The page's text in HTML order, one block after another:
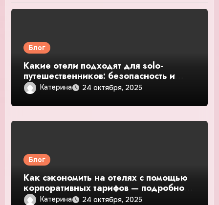
Блог
Какие отели подходят для solo-
путешественников: безопасность и
общение — подробное руководство и
обзор
Катерина 24 октября, 2025
Блог
Как сэкономить на отелях с помощью
корпоративных тарифов — подробное
руководство и обзор
Катерина 24 октября, 2025